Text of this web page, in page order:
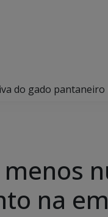
do gado
menos
na